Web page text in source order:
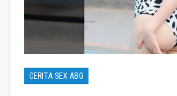
CERITA SEX ABG